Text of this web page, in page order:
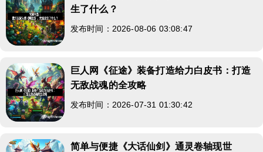
生了什么？
发布时间：2026-08-06 03:08:47
巨人网《征途》装备打造给力白皮书：打造
无敌战魂的全攻略
发布时间：2026-07-31 01:30:42
简单与便捷《大话仙剑》通灵卷轴现世